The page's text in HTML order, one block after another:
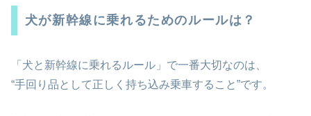
犬が新幹線に乗れるためのルールは？
「犬と新幹線に乗れるルール」で一番大切なのは、
“手回り品として正しく持ち込み乗車すること”です。